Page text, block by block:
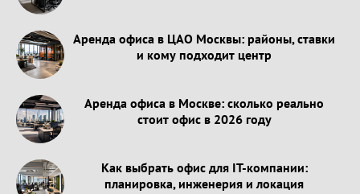
Аренда офиса в ЦАО Москвы: районы, ставки
и кому подходит центр
Аренда офиса в Москве: сколько реально
стоит офис в 2026 году
Как выбрать офис для IT-компании:
планировка, инженерия и локация